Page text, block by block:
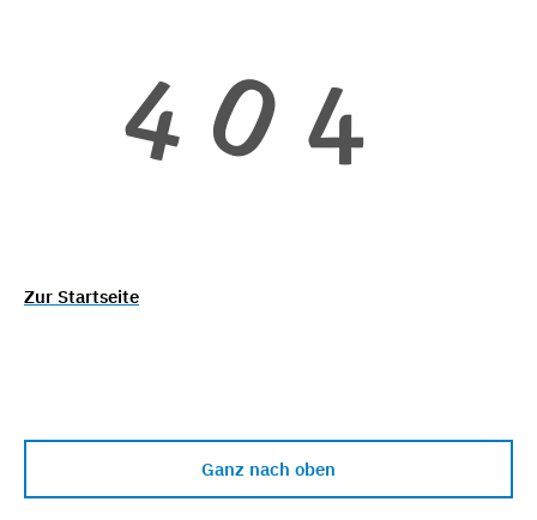
Zur Startseite
Ganz nach oben